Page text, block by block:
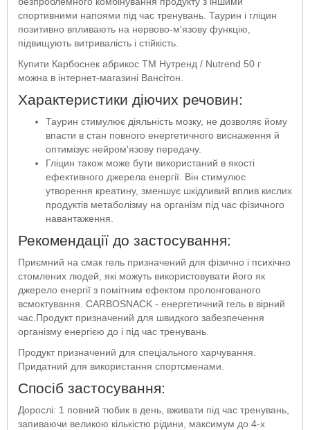
спортивними напоями під час тренувань. Таурин і гліцин
позитивно впливають на нервово-м'язову функцію,
підвищують витривалість і стійкість.
Купити Карбоснек абрикос ТМ Нутренд / Nutrend 50 г
можна в інтернет-магазині Вансітон.
Характеристики діючих речовин:
Таурин стимулює діяльність мозку, не дозволяє йому
впасти в стан повного енергетичного виснаження й
оптимізує нейром'язову передачу.
Гліцин також може бути використаний в якості
ефективного джерела енергії. Він стимулює
утворення креатину, зменшує шкідливий вплив кислих
продуктів метаболізму на організм під час фізичного
навантаження.
Рекомендації до застосування:
Приємний на смак гель призначений для фізично і психічно
стомлених людей, які можуть використовувати його як
джерело енергії з помітним ефектом пролонгованого
всмоктування. CARBOSNACK - енергетичний гель в вірний
час.Продукт призначений для швидкого забезпечення
організму енергією до і під час тренувань.
Продукт призначений для спеціального харчування.
Придатний для використання спортсменами.
Спосіб застосування:
Дорослі: 1 повний тюбик в день, вживати під час тренувань,
запиваючи великою кількістю рідини, максимум до 4-х